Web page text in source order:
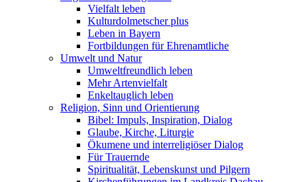
Vielfalt leben
Kulturdolmetscher plus
Leben in Bayern
Fortbildungen für Ehrenamtliche
Umwelt und Natur
Umweltfreundlich leben
Mehr Artenvielfalt
Enkeltauglich leben
Religion, Sinn und Orientierung
Bibel: Impuls, Inspiration, Dialog
Glaube, Kirche, Liturgie
Ökumene und interreligiöser Dialog
Für Trauernde
Spiritualität, Lebenskunst und Pilgern